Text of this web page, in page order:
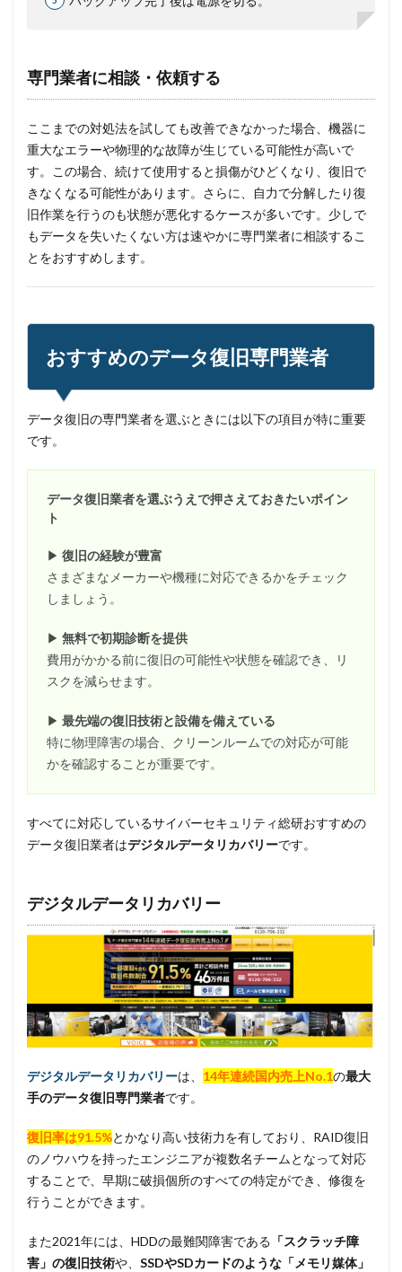
専門業者に相談・依頼する
ここまでの対処法を試しても改善できなかった場合、機器に
重大なエラーや物理的な故障が生じている可能性が高いで
す。この場合、続けて使用すると損傷がひどくなり、復旧で
きなくなる可能性があります。さらに、自力で分解したり復
旧作業を行うのも状態が悪化するケースが多いです。少しで
もデータを失いたくない方は速やかに専門業者に相談するこ
とをおすすめします。
おすすめのデータ復旧専門業者
データ復旧の専門業者を選ぶときには以下の項目が特に重要
です。
データ復旧業者を選ぶうえで押さえておきたいポイン
ト
▶ 復旧の経験が豊富
さまざまなメーカーや機種に対応できるかをチェック
しましょう。
▶ 無料で初期診断を提供
費用がかかる前に復旧の可能性や状態を確認でき、リ
スクを減らせます。
▶ 最先端の復旧技術と設備を備えている
特に物理障害の場合、クリーンルームでの対応が可能
かを確認することが重要です。
すべてに対応しているサイバーセキュリティ総研おすすめの
データ復旧業者はデジタルデータリカバリーです。
デジタルデータリカバリー
デジタルデータリカバリーは、 14年連続国内売上No.1の最大
手のデータ復旧専門業者です。
復旧率は91.5%とかなり高い技術力を有しており、RAID復旧
のノウハウを持ったエンジニアが複数名チームとなって対応
することで、早期に破損個所のすべての特定ができ、修復を
行うことができます。
また2021年には、HDDの最難関障害である 「スクラッチ障
害」の復旧技術や、 SSDやSDカードのような「メモリ媒体」